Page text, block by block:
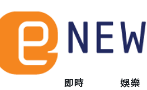
即時 娛樂